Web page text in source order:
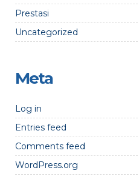
Prestasi
Uncategorized
Meta
Log in
Entries feed
Comments feed
WordPress.org